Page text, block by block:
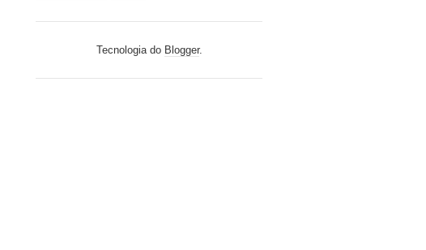
Tecnologia do Blogger.